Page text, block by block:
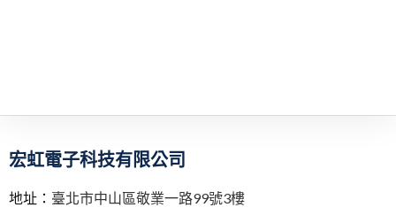
宏虹電子科技有限公司
地址： 臺北市中山區敬業一路99號3樓